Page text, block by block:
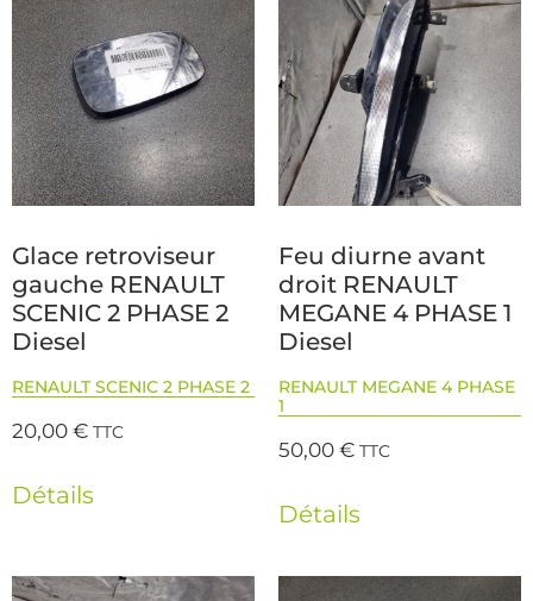
Glace retroviseur
gauche RENAULT
SCENIC 2 PHASE 2
Diesel
RENAULT SCENIC 2 PHASE 2
20,00€ TTC
Détails
Feu diurne avant
droit RENAULT
MEGANE 4 PHASE 1
Diesel
RENAULT MEGANE 4 PHASE
1
50,00€ TTC
Détails